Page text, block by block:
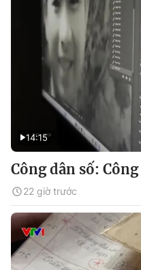
14:15
Công dân số:
22 giờ trước